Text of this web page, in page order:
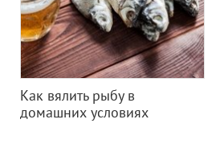
Как вялить рыбу в
домашних условиях